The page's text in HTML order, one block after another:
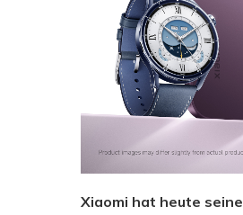
Xiaomi hat heute